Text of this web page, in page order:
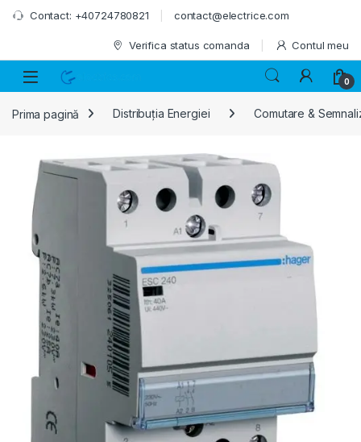
Skip to navigation
Skip to content
Contact: +40724780821 contact@electrice.com
Verifica status comanda Contul meu
0
Prima pagină Distribuția Energiei Comutare &